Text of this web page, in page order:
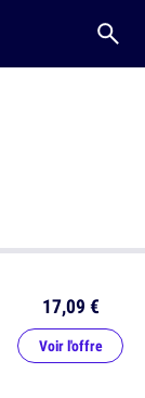
17,09 €
Voir l'offre